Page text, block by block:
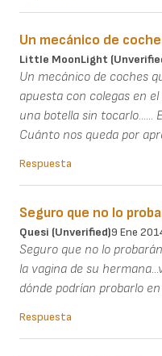
Un mecánico de
Little MoonLight
Un mecánico de coches
apuesta con colegas en
una botella sin tocarlo......
Cuánto nos queda por
Respuesta
Seguro que no lo
Quesi (unverified)9 Ene
Seguro que no lo
la vagina de su
dónde podrían probarlo
Respuesta